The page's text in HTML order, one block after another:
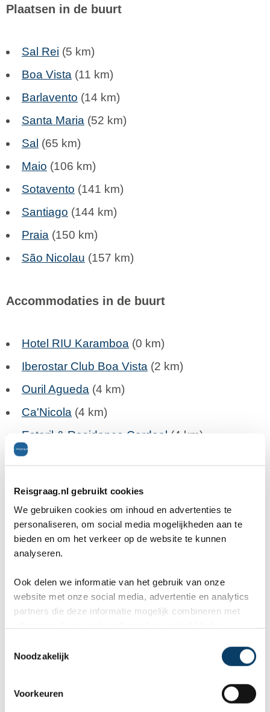
Reisgraag.nl gebruikt cookies
We gebruiken cookies om inhoud en advertenties te
personaliseren, om social media mogelijkheden aan te
bieden en om het verkeer op de website te kunnen
analyseren.
Ook delen we informatie van het gebruik van onze
website met onze social media, advertentie en analytics
partners die deze informatie mogelijk combineren met
Noodzakelijk
Voorkeuren
Plaatsen in de buurt
Sal Rei (5 km)
Boa Vista (11 km)
Barlavento (14 km)
Santa Maria (52 km)
Sal (65 km)
Maio (106 km)
Sotavento (141 km)
Santiago (144 km)
Praia (150 km)
São Nicolau (157 km)
Accommodaties in de buurt
Hotel RIU Karamboa (0 km)
Iberostar Club Boa Vista (2 km)
Ouril Agueda (4 km)
Ca'Nicola (4 km)
Estoril & Residence Cardeal (4 km)
AHG Marine Club Beach Resort
Hotel RIU Funana
(51 km)
Hotel RIU Cabo Verde(51 km)
Ponta Preta
Kamers
De kamers van het hotel RIU Palace Boavista zijn
modern ingericht en voorzien van alle luxe voor